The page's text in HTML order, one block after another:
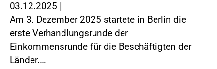
03.12.2025 |
Am 3. Dezember 2025 startete in Berlin die
erste Verhandlungsrunde der
Einkommensrunde für die Beschäftigten der
Länder.…